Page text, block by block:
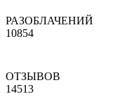
РАЗОБЛАЧЕНИЙ
10854
ОТЗЫВОВ
14513